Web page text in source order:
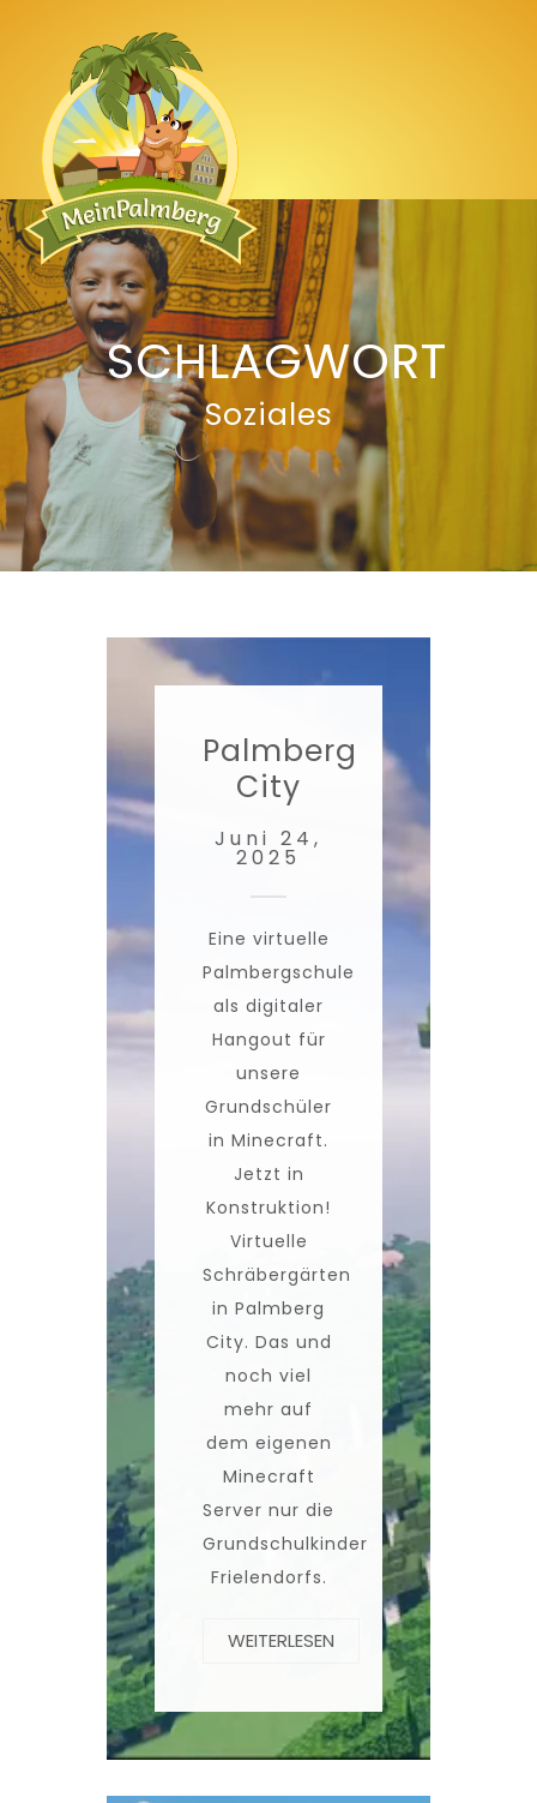
SCHLAGWORT
Soziales
Palmberg
City
Juni 24,
2025
Eine virtuelle
Palmbergschule
als digitaler
Hangout für
unsere
Grundschüler
in Minecraft.
Jetzt in
Konstruktion!
Virtuelle
Schräbergärten
in Palmberg
City. Das und
noch viel
mehr auf
dem eigenen
Minecraft
Server nur die
Grundschulkinder
Frielendorfs.
WEITERLESEN